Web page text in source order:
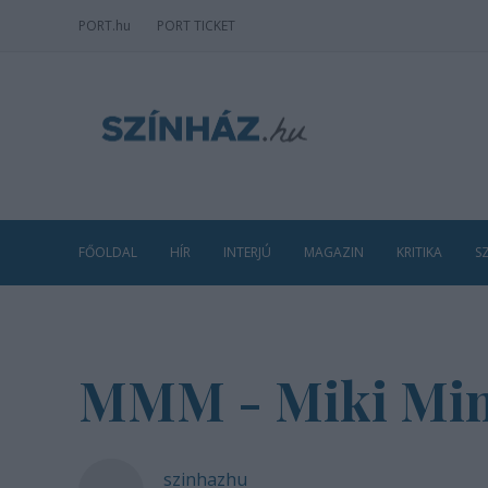
PORT.hu PORT TICKET
FŐOLDAL HÍR INTERJÚ MAGAZIN KRITIKA
MMM - Miki
szinhazhu